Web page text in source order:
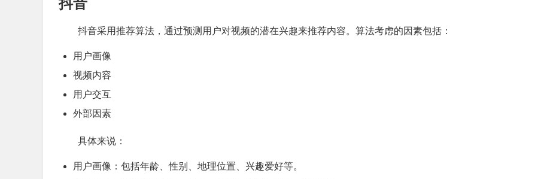
抖音
抖音采用推荐算法，通过预测用户对视频的潜在兴趣来推荐内容。算法考虑的因素包括：
用户画像
视频内容
用户交互
外部因素
具体来说：
用户画像：包括年龄、性别、地理位置、兴趣爱好等。